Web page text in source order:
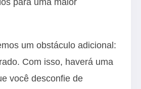
um obstáculo adicional:
Com isso, haverá uma
você desconfie de